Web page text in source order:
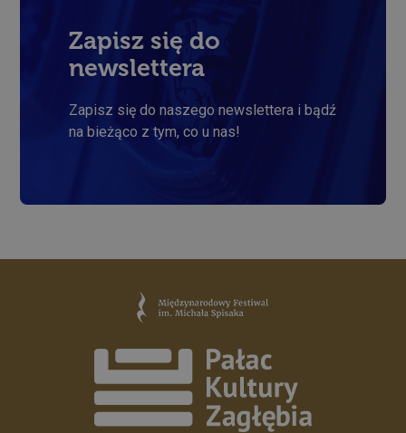
Zapisz się do
newslettera
Zapisz się do naszego newslettera i bądź
na bieżąco z tym, co u nas!